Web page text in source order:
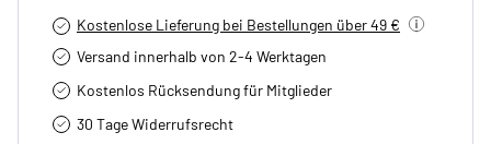
Kostenlose Lieferung bei Bestellungen über 49 €
Versand innerhalb von 2-4 Werktagen
Kostenlos Rücksendung für Mitglieder
30 Tage Widerrufsrecht